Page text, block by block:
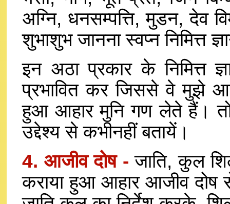
अग्नि, धनसम्पत्ति, मुडन, देव
शुभाशुभ जानना स्वप्न निमित्त
इन अठा प्रकार के निमित्त
प्रभावित कर जिससे वे मुझे
हुआ आहार मुनि गण लेते हैं। तो
उद्देश्य से कभीनहीं बतायें।
4. आजीव दोष -जाति, कुल
कराया हुआ आहार आजीव दोष